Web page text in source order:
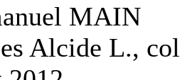
MAIN
Alcide L.,